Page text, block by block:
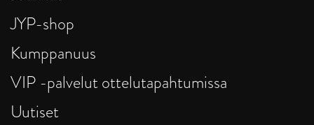
JYP-shop
Kumppanuus
VIP -palvelut ottelutapahtumissa
Uutiset